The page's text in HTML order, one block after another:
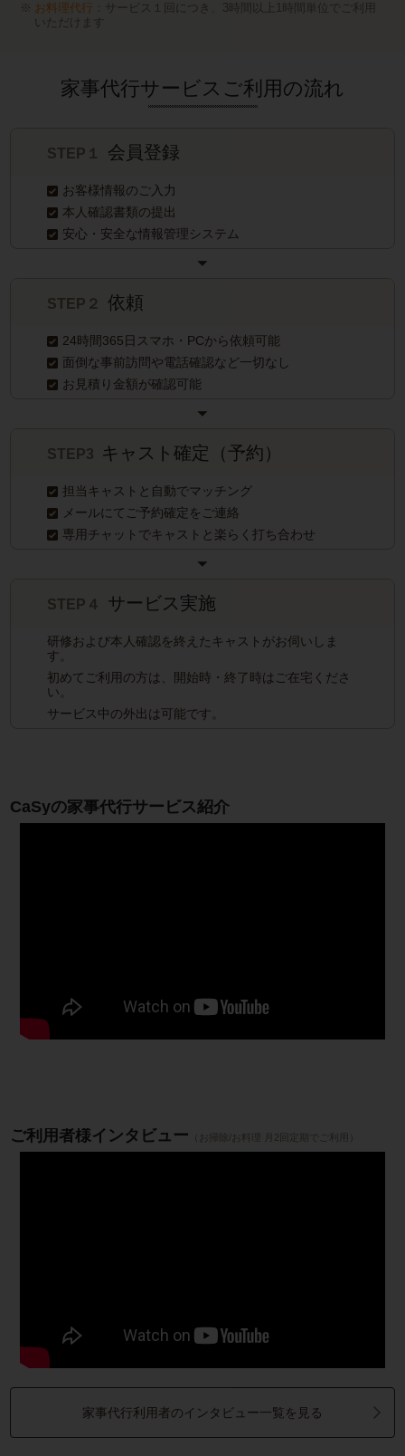
お料理代行 ：サービス１回につき、3時間以上1時間単位でご利用
いただけます
家事代行サービスご利用の流れ
STEP１ 会員登録
お客様情報のご入力
本人確認書類の提出
安心・安全な情報管理システム
STEP２依頼
24時間365日スマホ・PCから依頼可能
面倒な事前訪問や電話確認など一切なし
お見積り金額が確認可能
STEP3 キャスト確定（予約）
担当キャストと自動でマッチング
メールにてご予約確定をご連絡
専用チャットでキャストと楽らく打ち合わせ
STEP４ サービス実施
研修および本人確認を終えたキャストがお伺いしま
す。
初めてご利用の方は、開始時・終了時はご在宅くださ
い。
サービス中の外出は可能です。
CaSyの家事代行サービス紹介
ご利用者様インタビュー （お掃除/お料理 月2回定期でご利用）
家事代行利用者のインタビュー一覧を見る